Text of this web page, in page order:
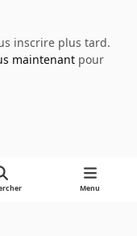
inscrire plus tard.
maintenantpour
Menu